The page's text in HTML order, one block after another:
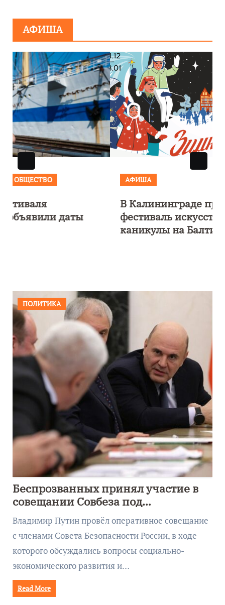
АФИША
АФИША
В Калининграде пройдет
фестиваль искусств «Зимние
каникулы на Балтике»
ПОЛИТИКА
Беспрозванных принял участие в
совещании Совбеза под
руководством Путина
Владимир Путин провёл оперативное совещание
с членами Совета Безопасности России, в ходе
которого обсуждались вопросы социально-
экономического развития и…
Read More